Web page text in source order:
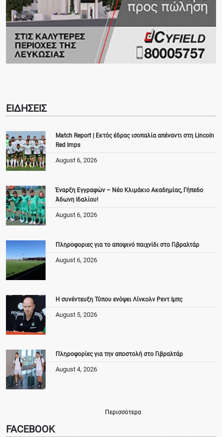
ΕΙΔΗΣΕΙΣ
Match Report | Εκτός έδρας ισοπαλία απέναντι στη Lincoln
Red Imps
August 6, 2026
Έναρξη Εγγραφών – Νέο Κλιμάκιο Ακαδημίας, Γήπεδο
Άδωνη Ιδαλίου!
August 6, 2026
Πληροφοριες για το αποψινό παιχνίδι στο Γιβραλτάρ
August 6, 2026
Η συνέντευξη Τύπου ενόψει Λίνκολν Ρεντ Ιμπς
August 5, 2026
Πληροφορίες για την αποστολή στο Γιβραλτάρ
August 4, 2026
Περισσότερα
FACEBOOK